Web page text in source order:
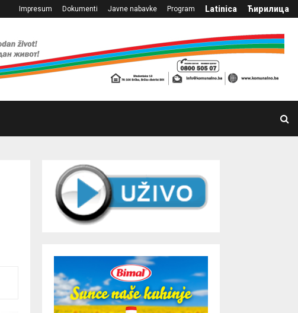
Impresum Dokumenti Javne nabavke Program Latinica Ћирилица